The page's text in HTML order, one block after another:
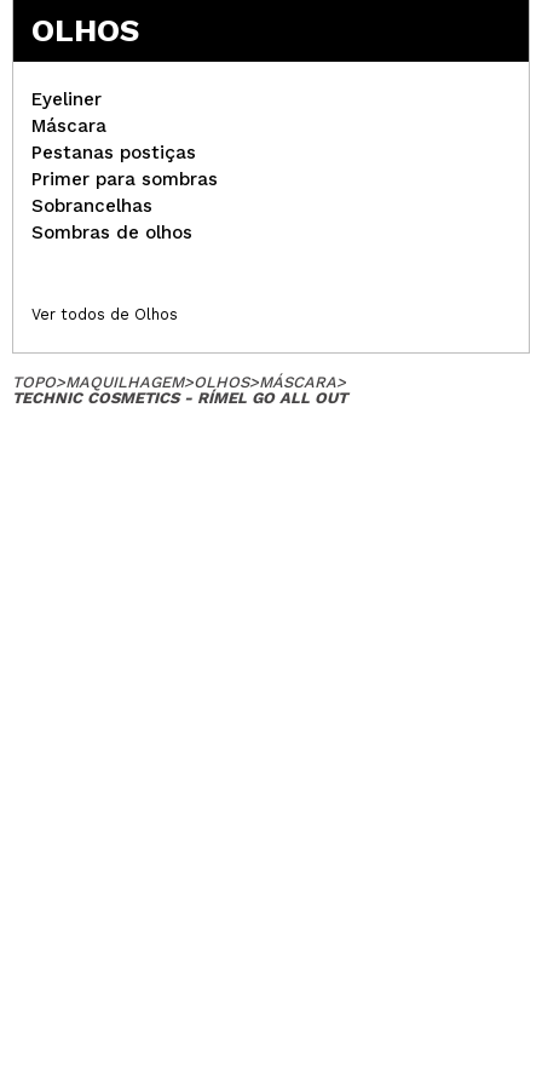
OLHOS
Eyeliner
Máscara
Pestanas postiças
Primer para sombras
Sobrancelhas
Sombras de olhos
Ver todos de Olhos
TOPO>MAQUILHAGEM>OLHOS>MÁSCARA>
TECHNIC COSMETICS - RÍMEL GO ALL OUT